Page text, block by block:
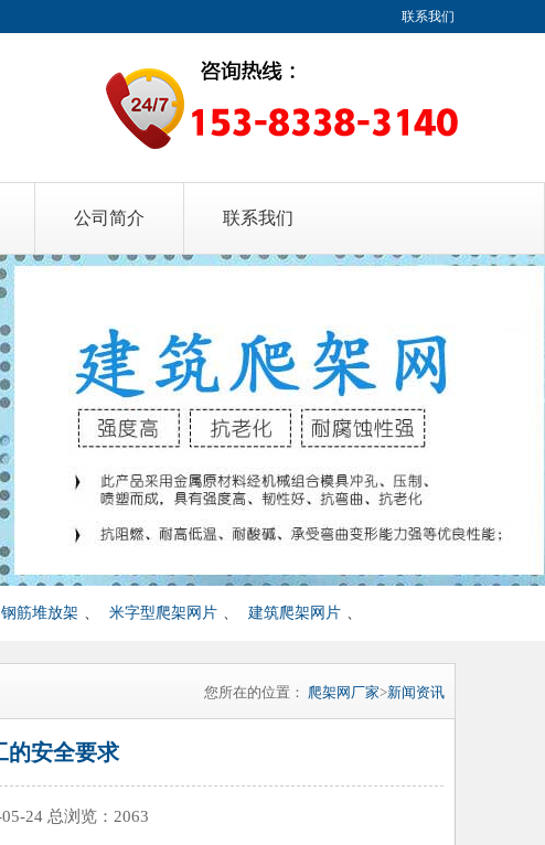
联系我们
公司简介 联系我们
钢筋堆放架 、 米字型爬架网片 、 建筑爬架网片 、
您所在的位置： 爬架网厂家>新闻资讯
的安全要求
24 总浏览： 2063